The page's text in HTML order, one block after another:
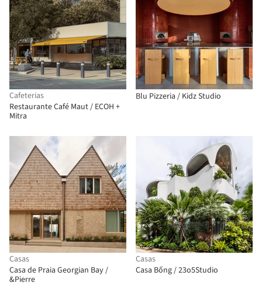
Cafeterias
Restaurante Café Maut / ECOH +
Mitra
Blu Pizzeria / Kidz Studio
Casas
Casa de Praia Georgian Bay /
&Pierre
Casas
Casa Bống / 23o5Studio